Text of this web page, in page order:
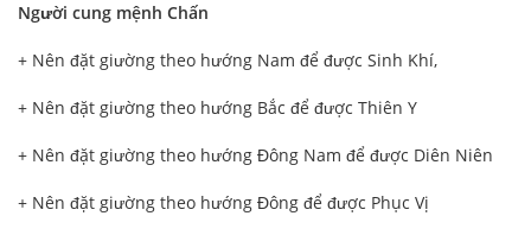
Người cung mệnh Chấn
+ Nên đặt giường theo hướng Nam để được Sinh Khí,
+ Nên đặt giường theo hướng Bắc để được Thiên Y
+ Nên đặt giường theo hướng Đông Nam để được Diên Niên
+ Nên đặt giường theo hướng Đông để được Phục Vị